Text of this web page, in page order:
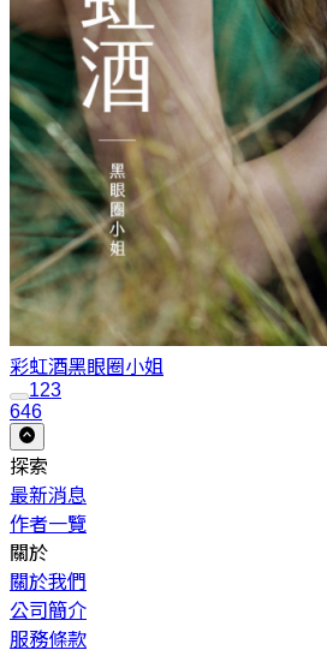
彩虹酒黑眼圈小姐
123
646
探索
最新消息
作者一覽
關於
關於我們
公司簡介
服務條款